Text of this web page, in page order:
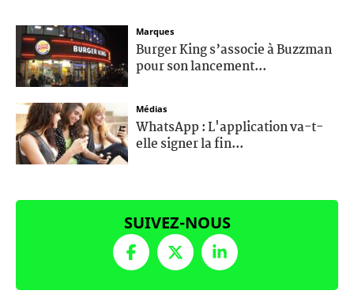
Marques
Burger King s’associe à Buzzman
pour son lancement...
Médias
WhatsApp : L'application va-t-
elle signer la fin...
SUIVEZ-NOUS